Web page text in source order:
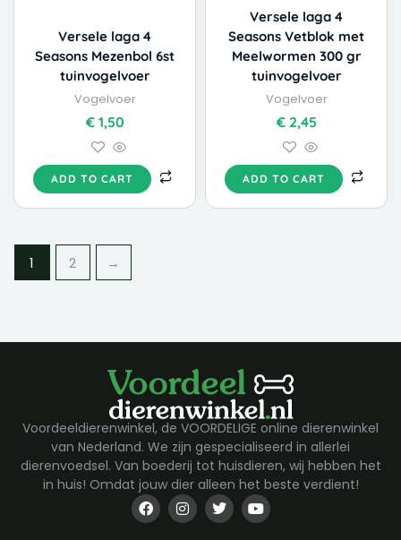
Versele laga 4
Seasons Mezenbol 6st
tuinvogelvoer
Vogelvoer
€1,50
ADD TO CART
Versele laga 4
Seasons Vetblok met
Meelwormen 300 gr
tuinvogelvoer
Vogelvoer
€2,45
ADD TO CART
1 2 →
Voordeeldierenwinkel, de VOORDELIGE online dierenwinkel
van Nederland. We zijn gespecialiseerd in allerlei
dierenvoedsel. Van boederij tot huisdieren, wij hebben het
in huis! Omdat jouw dier alleen het beste verdient!
F
a
c
I
n
s
T
w
i
Y
o
u